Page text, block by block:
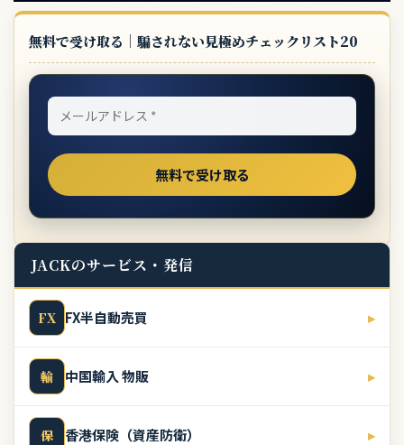
無料で受け取る｜騙されない見極めチェックリスト20
JACKのサービス・発信
FX FX半自動売買 ▸
輸 中国輸入 物販 ▸
保 香港保険（資産防衛） ▸